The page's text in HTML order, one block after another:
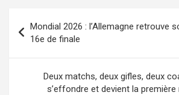
de
l’article
Mondial 2026 : l’Allemagne retrouve
16e de finale
Deux matchs, deux gifles, deux
s’effondre et devient la